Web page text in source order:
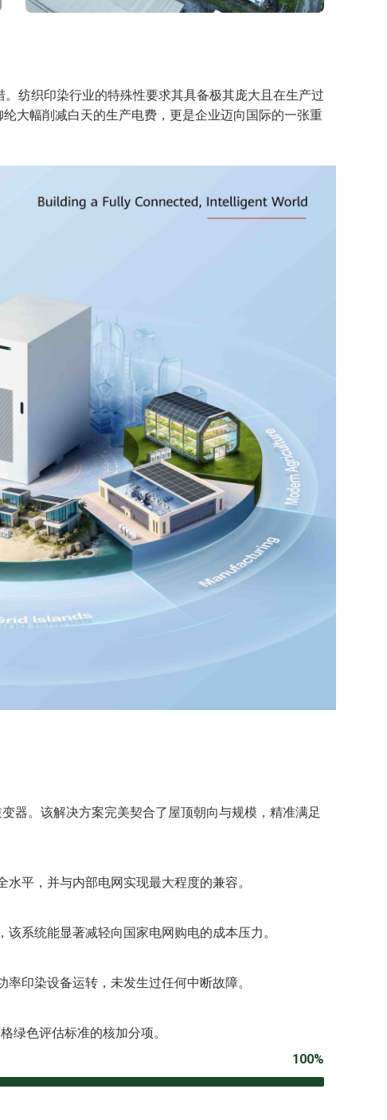
纺织印染行业的特殊性要求其具备极其庞大且在生产过
大幅削减白天的生产电费，更是企业迈向国际的一张重
器。该解决方案完美契合了屋顶朝向与规模，精准满足
平，并与内部电网实现最大程度的兼容。
系统能显著减轻向国家电网购电的成本压力。
印染设备运转，未发生过任何中断故障。
绿色评估标准的核加分项。
100%